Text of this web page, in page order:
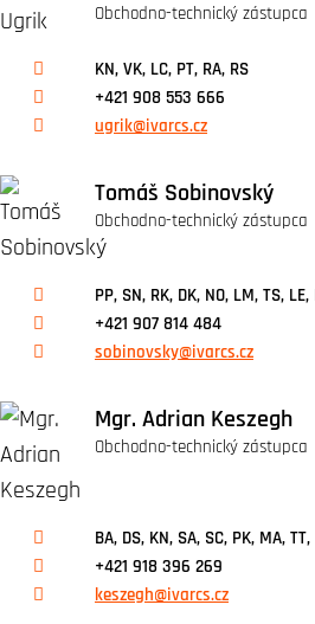
Obchodno-technický zástupca
KN, VK, LC, PT, RA, RS
+421 908 553 666
ugrik@ivarcs.cz
Tomáš Sobinovský
Obchodno-technický zástupca
PP, SN, RK, DK, NO, LM, TS,
+421 907 814 484
sobinovsky@ivarcs.cz
Mgr. Adrian Keszegh
Obchodno-technický zástupca
BA, DS, KN, SA, SC, PK, MA, TT,
+421 918 396 269
keszegh@ivarcs.cz